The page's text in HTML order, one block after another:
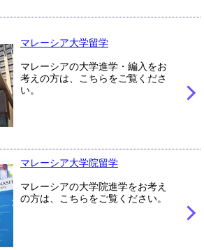
マレーシア大学留学
マレーシアの大学進学・編入をお
考えの方は、こちらをご覧くださ
い。
マレーシア大学院留学
マレーシアの大学院進学をお考え
の方は、こちらをご覧ください。